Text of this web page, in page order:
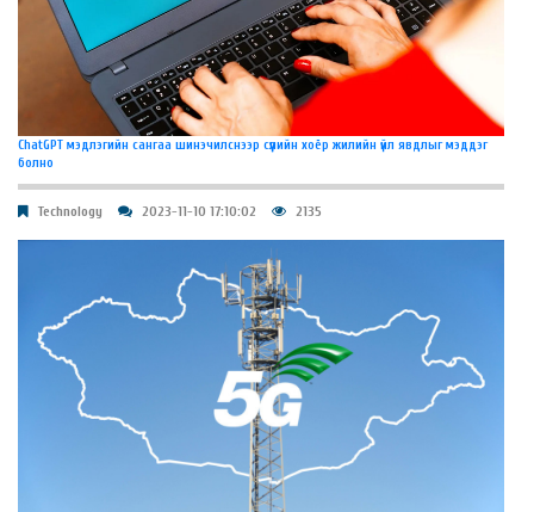
ChatGPT мэдлэгийн сангаа шинэчилснээр сүүлийн хоёр жилийн үйл явдлыг мэддэг
болно
Technology 2023-11-10 17:10:02 2135